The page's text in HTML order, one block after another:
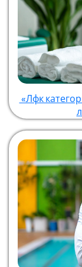
«Лфк